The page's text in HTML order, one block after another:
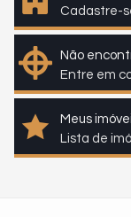
Cadastre-
Não
Entre em
Meus
Lista de